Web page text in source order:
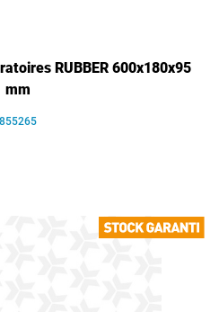
RUBBER 600x180x95
mm
855265